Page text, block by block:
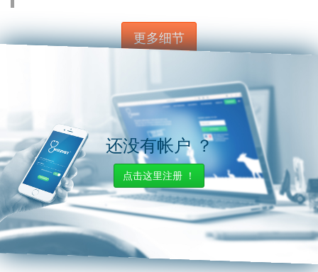
更多细节
还没有帐户 ？
点击这里注册 ！